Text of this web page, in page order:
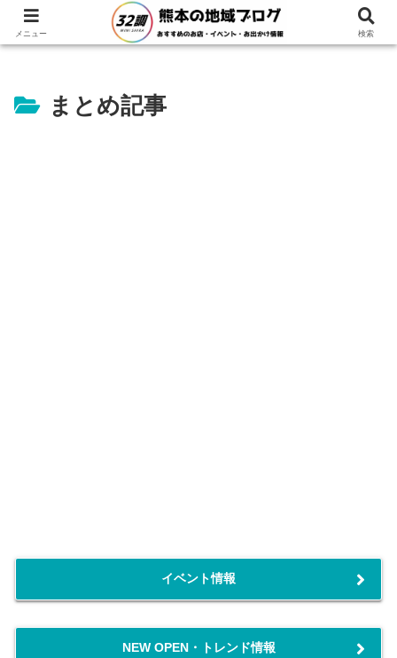
ホーム まとめ・特集 まとめ記事
まとめ記事
イベント情報
NEW OPEN・トレンド情報
メニュー 検索